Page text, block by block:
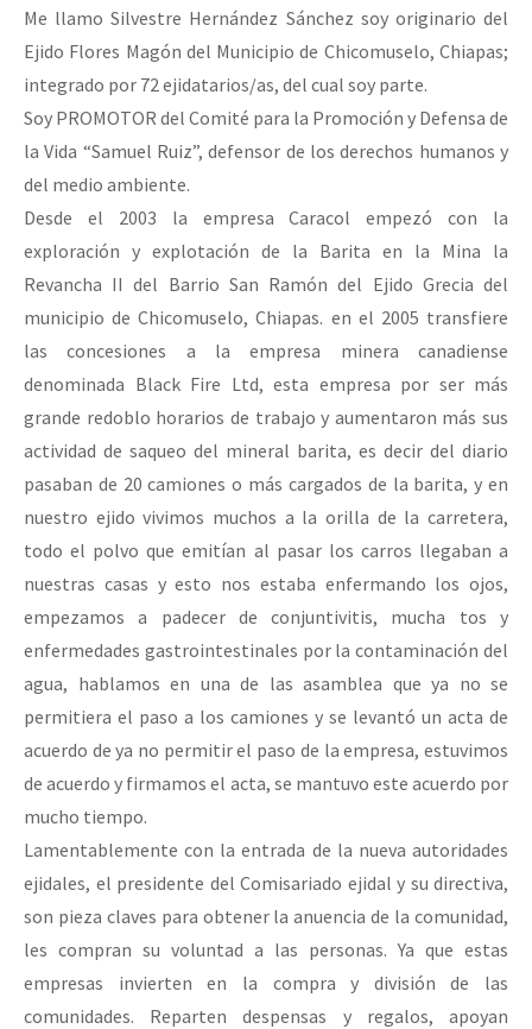
Me llamo Silvestre Hernández Sánchez soy originario del
Ejido Flores Magón del Municipio de Chicomuselo, Chiapas;
integrado por 72 ejidatarios/as, del cual soy parte.
Soy PROMOTOR del Comité para la Promoción y Defensa de
la Vida “Samuel Ruiz”, defensor de los derechos humanos y
del medio ambiente.
Desde el 2003 la empresa Caracol empezó con la
exploración y explotación de la Barita en la Mina la
Revancha II del Barrio San Ramón del Ejido Grecia del
municipio de Chicomuselo, Chiapas. en el 2005 transfiere
las concesiones a la empresa minera canadiense
denominada Black Fire Ltd, esta empresa por ser más
grande redoblo horarios de trabajo y aumentaron más sus
actividad de saqueo del mineral barita, es decir del diario
pasaban de 20 camiones o más cargados de la barita, y en
nuestro ejido vivimos muchos a la orilla de la carretera,
todo el polvo que emitían al pasar los carros llegaban a
nuestras casas y esto nos estaba enfermando los ojos,
empezamos a padecer de conjuntivitis, mucha tos y
enfermedades gastrointestinales por la contaminación del
agua, hablamos en una de las asamblea que ya no se
permitiera el paso a los camiones y se levantó un acta de
acuerdo de ya no permitir el paso de la empresa, estuvimos
de acuerdo y firmamos el acta, se mantuvo este acuerdo por
mucho tiempo.
Lamentablemente con la entrada de la nueva autoridades
ejidales, el presidente del Comisariado ejidal y su directiva,
son pieza claves para obtener la anuencia de la comunidad,
les compran su voluntad a las personas. Ya que estas
empresas invierten en la compra y división de las
comunidades. Reparten despensas y regalos, apoyan